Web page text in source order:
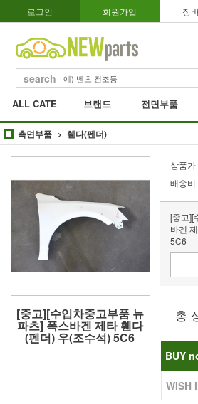
로그인 회원가입 장
search
ALL CATE 브랜드 전면부품
측면부품 휀다(펜더)
[중고][수입차중고부품 뉴
파츠] 폭스바겐 제타 휀다
(펜더) 우(조수석) 5C6
상품가
배송비
[중고][
바겐
5C6
총
BUY
WISH